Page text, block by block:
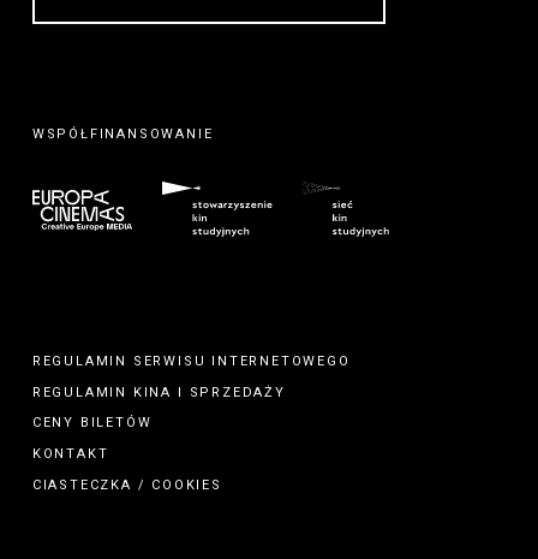
WSPÓŁFINANSOWANIE
REGULAMIN SERWISU INTERNETOWEGO
REGULAMIN KINA I
SPRZEDAŻY
CENY BILETÓW
KONTAKT
CIASTECZKA / COOKIES